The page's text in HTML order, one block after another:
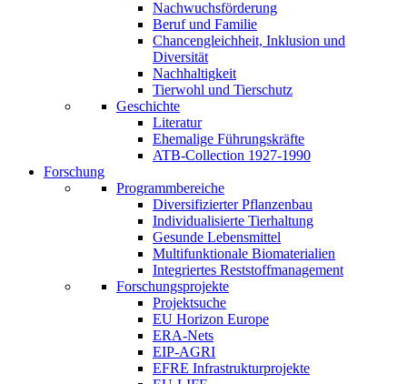
Nachwuchsförderung
Beruf und Familie
Chancengleichheit, Inklusion und
Diversität
Nachhaltigkeit
Tierwohl und Tierschutz
Geschichte
Literatur
Ehemalige Führungskräfte
ATB-Collection 1927-1990
Forschung
Programmbereiche
Diversifizierter Pflanzenbau
Individualisierte Tierhaltung
Gesunde Lebensmittel
Multifunktionale Biomaterialien
Integriertes Reststoffmanagement
Forschungsprojekte
Projektsuche
EU Horizon Europe
ERA-Nets
EIP-AGRI
EFRE Infrastrukturprojekte